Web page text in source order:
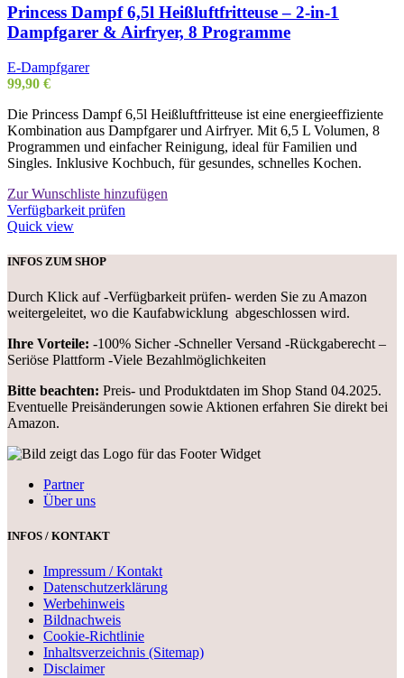
Princess Dampf 6,5l Heißluftfritteuse – 2-in-1
Dampfgarer & Airfryer, 8 Programme
E-Dampfgarer
99,90 €
Die Princess Dampf 6,5l Heißluftfritteuse ist eine energieeffiziente
Kombination aus Dampfgarer und Airfryer. Mit 6,5 L Volumen, 8
Programmen und einfacher Reinigung, ideal für Familien und
Singles. Inklusive Kochbuch, für gesundes, schnelles Kochen.
Zur Wunschliste hinzufügen
Verfügbarkeit prüfen
Quick view
INFOS ZUM SHOP
Durch Klick auf -Verfügbarkeit prüfen- werden Sie zu Amazon
weitergeleitet, wo die Kaufabwicklung abgeschlossen wird.
Ihre Vorteile: -100% Sicher -Schneller Versand -Rückgaberecht –
Seriöse Plattform -Viele Bezahlmöglichkeiten
Bitte beachten: Preis- und Produktdaten im Shop Stand 04.2025.
Eventuelle Preisänderungen sowie Aktionen erfahren Sie direkt bei
Amazon.
Partner
Über uns
INFOS / KONTAKT
Impressum / Kontakt
Datenschutzerklärung
Werbehinweis
Bildnachweis
Cookie-Richtlinie
Inhaltsverzeichnis (Sitemap)
Disclaimer